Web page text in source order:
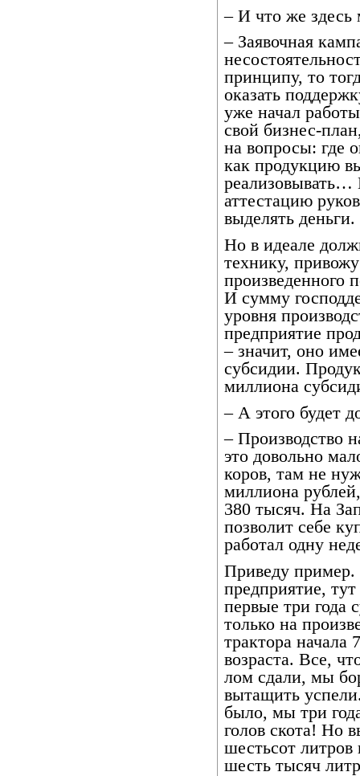
– И что же здесь
– Заявочная
принципу, то
оказать
уже начал
свой бизнес-
на вопросы: где
как продукцию
аттестацию
выделять деньги.
Но в идеале
технику,
произведенного
И сумму
уровня
предприятие
– значит, оно
субсидии.
миллиона
– А этого будет
– Производство
это довольно
коров, там не
миллиона
380 тысяч. На
позволит себе
работал одну
Приведу пример.
предприятие,
первые три года
только на
трактора начала
возраста. Все,
лом сдали, мы
вытащить
было, мы три
голов скота! Но
шестьсот литров
шесть тысяч